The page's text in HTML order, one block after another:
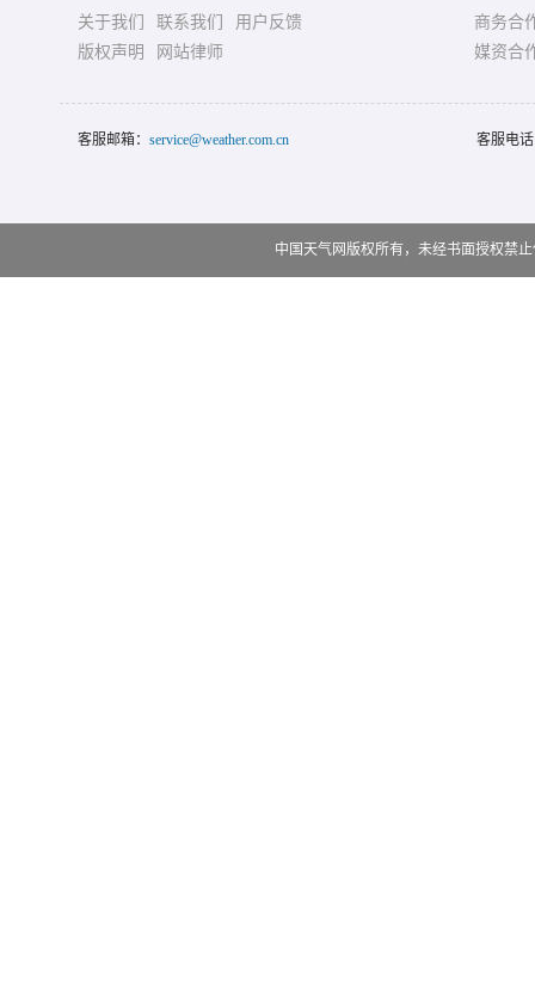
关于我们 联系我们
用户反馈
版权声明
网站律师
商务合
媒资合
客服邮箱： service@weather.com.cn 客服电
中国天气网版权所有，未经书面授权